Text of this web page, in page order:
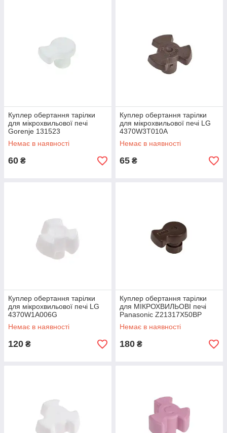
Куплер обертання тарілки
для мікрохвильової печі
Gorenje 131523
Немає в наявності
60 ₴
Куплер обертання тарілки
для мікрохвильової печі LG
4370W3T010A
Немає в наявності
65 ₴
Куплер обертання тарілки
для мікрохвильової печі LG
4370W1A006G
Немає в наявності
120 ₴
Куплер обертання тарілки
для МІКРОХВИЛЬОВІ печі
Panasonic Z21317X50BP
Немає в наявності
180 ₴